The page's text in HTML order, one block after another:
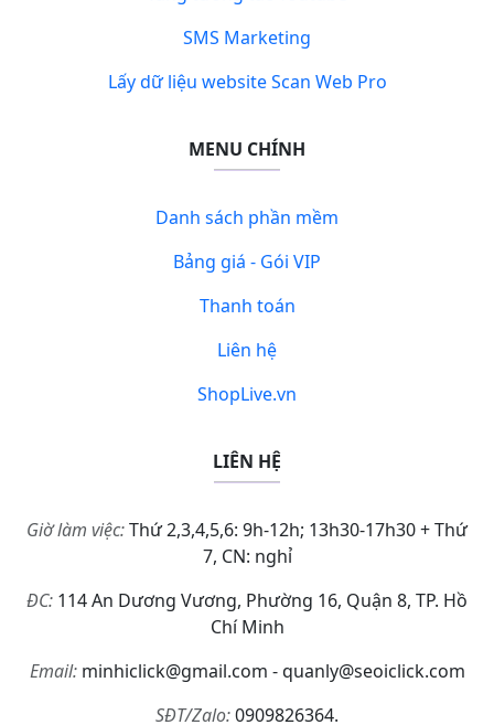
SMS Marketing
Lấy dữ liệu website Scan Web Pro
MENU CHÍNH
Danh sách phần mềm
Bảng giá - Gói VIP
Thanh toán
Liên hệ
ShopLive.vn
LIÊN HỆ
Giờ làm việc:Thứ 2,3,4,5,6: 9h-12h; 13h30-17h30 + Thứ
7, CN: nghỉ
ĐC: 114 An Dương Vương, Phường 16, Quận 8, TP. Hồ
Chí Minh
Email:minhiclick@gmail.com - quanly@seoiclick.com
SĐT/Zalo:0909826364.